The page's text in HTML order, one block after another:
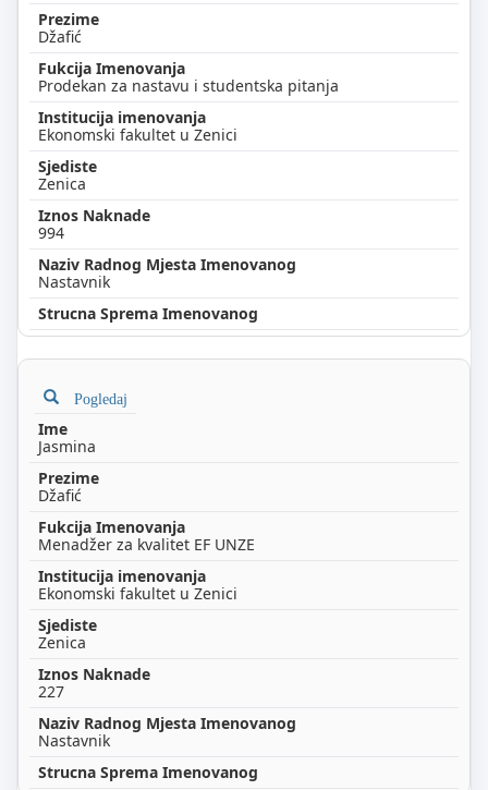
Džafić
Prodekan za nastavu i studentska pitanja
Ekonomski fakultet u Zenici
Zenica
994
Nastavnik
Pogledaj
Jasmina
Džafić
Menadžer za kvalitet EF UNZE
Ekonomski fakultet u Zenici
Zenica
227
Nastavnik